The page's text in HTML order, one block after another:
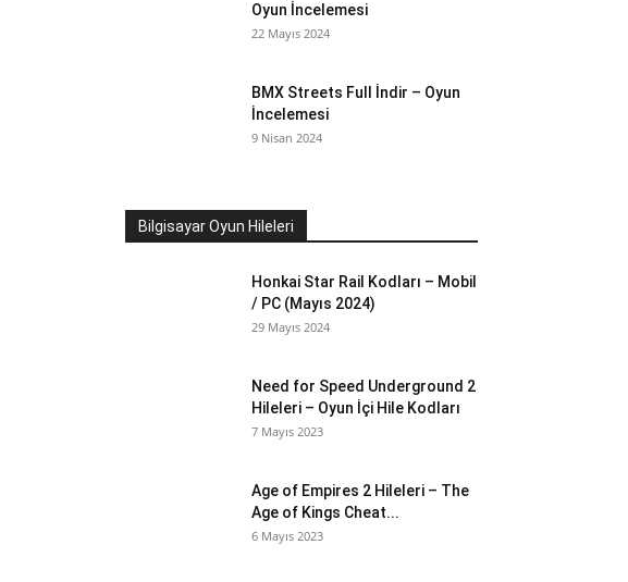
Oyun İncelemesi
22 Mayıs 2024
BMX Streets Full İndir – Oyun
İncelemesi
9 Nisan 2024
Bilgisayar Oyun Hileleri
Honkai Star Rail Kodları – Mobil
/ PC (Mayıs 2024)
29 Mayıs 2024
Need for Speed Underground 2
Hileleri – Oyun İçi Hile Kodları
7 Mayıs 2023
Age of Empires 2 Hileleri – The
Age of Kings Cheat...
6 Mayıs 2023